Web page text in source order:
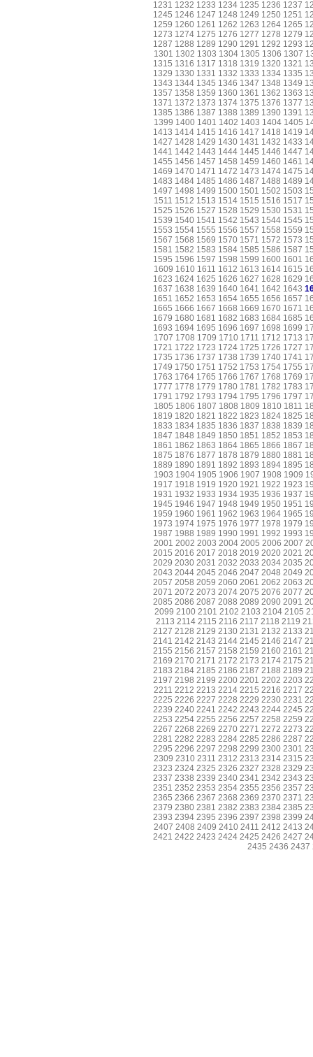
1231 1232 1233 1234 1235 1236 1237
1245 1246 1247 1248 1249 1250 1251
1259 1260 1261 1262 1263 1264 1265
1273 1274 1275 1276 1277 1278 1279
1287 1288 1289 1290 1291 1292 1293
1301 1302 1303 1304 1305 1306 1307
1315 1316 1317 1318 1319 1320 1321
1329 1330 1331 1332 1333 1334 1335
1343 1344 1345 1346 1347 1348 1349
1357 1358 1359 1360 1361 1362 1363
1371 1372 1373 1374 1375 1376 1377
1385 1386 1387 1388 1389 1390 1391
1399 1400 1401 1402 1403 1404 1405
1413 1414 1415 1416 1417 1418 1419
1427 1428 1429 1430 1431 1432 1433
1441 1442 1443 1444 1445 1446 1447
1455 1456 1457 1458 1459 1460 1461
1469 1470 1471 1472 1473 1474 1475
1483 1484 1485 1486 1487 1488 1489
1497 1498 1499 1500 1501 1502 1503
1511 1512 1513 1514 1515 1516 1517
1525 1526 1527 1528 1529 1530 1531
1539 1540 1541 1542 1543 1544 1545
1553 1554 1555 1556 1557 1558 1559
1567 1568 1569 1570 1571 1572 1573
1581 1582 1583 1584 1585 1586 1587
1595 1596 1597 1598 1599 1600 1601
1609 1610 1611 1612 1613 1614 1615
1623 1624 1625 1626 1627 1628 1629
1637 1638 1639 1640 1641 1642 1643
1651 1652 1653 1654 1655 1656 1657
1665 1666 1667 1668 1669 1670 1671
1679 1680 1681 1682 1683 1684 1685
1693 1694 1695 1696 1697 1698 1699
1707 1708 1709 1710 1711 1712 1713
1721 1722 1723 1724 1725 1726 1727
1735 1736 1737 1738 1739 1740 1741
1749 1750 1751 1752 1753 1754 1755
1763 1764 1765 1766 1767 1768 1769
1777 1778 1779 1780 1781 1782 1783
1791 1792 1793 1794 1795 1796 1797
1805 1806 1807 1808 1809 1810 1811
1819 1820 1821 1822 1823 1824 1825
1833 1834 1835 1836 1837 1838 1839
1847 1848 1849 1850 1851 1852 1853
1861 1862 1863 1864 1865 1866 1867
1875 1876 1877 1878 1879 1880 1881
1889 1890 1891 1892 1893 1894 1895
1903 1904 1905 1906 1907 1908 1909
1917 1918 1919 1920 1921 1922 1923
1931 1932 1933 1934 1935 1936 1937
1945 1946 1947 1948 1949 1950 1951
1959 1960 1961 1962 1963 1964 1965
1973 1974 1975 1976 1977 1978 1979
1987 1988 1989 1990 1991 1992 1993
2001 2002 2003 2004 2005 2006 2007
2015 2016 2017 2018 2019 2020 2021
2029 2030 2031 2032 2033 2034 2035
2043 2044 2045 2046 2047 2048 2049
2057 2058 2059 2060 2061 2062 2063
2071 2072 2073 2074 2075 2076 2077
2085 2086 2087 2088 2089 2090 2091
2099 2100 2101 2102 2103 2104 2105
2113 2114 2115 2116 2117 2118 2119
2127 2128 2129 2130 2131 2132 2133
2141 2142 2143 2144 2145 2146 2147
2155 2156 2157 2158 2159 2160 2161
2169 2170 2171 2172 2173 2174 2175
2183 2184 2185 2186 2187 2188 2189
2197 2198 2199 2200 2201 2202 2203
2211 2212 2213 2214 2215 2216 2217
2225 2226 2227 2228 2229 2230 2231
2239 2240 2241 2242 2243 2244 2245
2253 2254 2255 2256 2257 2258 2259
2267 2268 2269 2270 2271 2272 2273
2281 2282 2283 2284 2285 2286 2287
2295 2296 2297 2298 2299 2300 2301
2309 2310 2311 2312 2313 2314 2315
2323 2324 2325 2326 2327 2328 2329
2337 2338 2339 2340 2341 2342 2343
2351 2352 2353 2354 2355 2356 2357
2365 2366 2367 2368 2369 2370 2371
2379 2380 2381 2382 2383 2384 2385
2393 2394 2395 2396 2397 2398 2399
2407 2408 2409 2410 2411 2412 2413
2421 2422 2423 2424 2425 2426 2427
2435 2436 2437